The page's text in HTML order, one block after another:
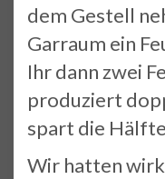
dem Gestell
Garraum ein
Ihr dann zwei
produziert
spart die
Wir hatten